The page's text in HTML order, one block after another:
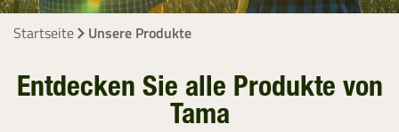
Startseite Unsere Produkte
Entdecken Sie alle Produkte von
Tama